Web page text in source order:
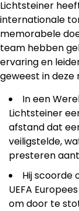
Lichtsteiner
internationale
memorabele
team hebben
ervaring en
geweest in deze
In een
Lichtsteiner
afstand dat
veiligstelde,
presteren
Hij scoorde
UEFA
om door te